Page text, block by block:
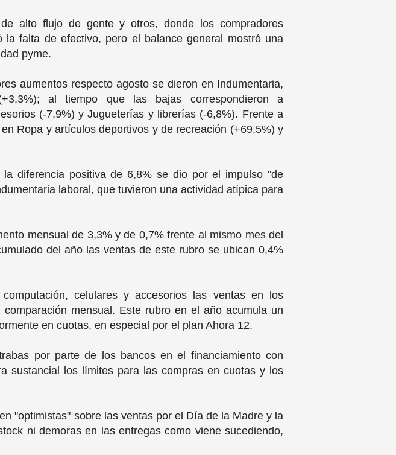
alto flujo de gente y otros, donde los compradores
falta de efectivo, pero el balance general mostró una
pyme.
aumentos respecto agosto se dieron en Indumentaria,
al tiempo que las bajas correspondieron a
(-7,9%) y Jugueterías y librerías (-6,8%). Frente a
Ropa y artículos deportivos y de recreación (+69,5%) y
diferencia positiva de 6,8% se dio por el impulso "de
laboral, que tuvieron una actividad atípica para
mensual de 3,3% y de 0,7% frente al mismo mes del
del año las ventas de este rubro se ubican 0,4%
celulares y accesorios las ventas en los
mensual. Este rubro en el año acumula un
en cuotas, en especial por el plan Ahora 12.
por parte de los bancos en el financiamiento con
sustancial los límites para las compras en cuotas y los
"optimistas" sobre las ventas por el Día de la Madre y la
ni demoras en las entregas como viene sucediendo,